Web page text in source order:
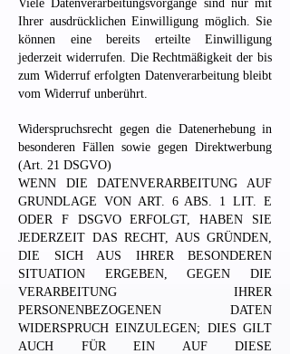
Viele Datenverarbeitungsvorgänge sind nur mit
Ihrer ausdrücklichen Einwilligung möglich. Sie
können eine bereits erteilte Einwilligung
jederzeit widerrufen. Die Rechtmäßigkeit der bis
zum Widerruf erfolgten Datenverarbeitung bleibt
vom Widerruf unberührt.
Widerspruchsrecht gegen die Datenerhebung in
besonderen Fällen sowie gegen Direktwerbung
(Art. 21 DSGVO)
WENN DIE DATENVERARBEITUNG AUF
GRUNDLAGE VON ART. 6 ABS. 1 LIT. E
ODER F DSGVO ERFOLGT, HABEN SIE
JEDERZEIT DAS RECHT, AUS GRÜNDEN,
DIE SICH AUS IHRER BESONDEREN
SITUATION ERGEBEN, GEGEN DIE
VERARBEITUNG IHRER
PERSONENBEZOGENEN DATEN
WIDERSPRUCH EINZULEGEN; DIES GILT
AUCH FÜR EIN AUF DIESE